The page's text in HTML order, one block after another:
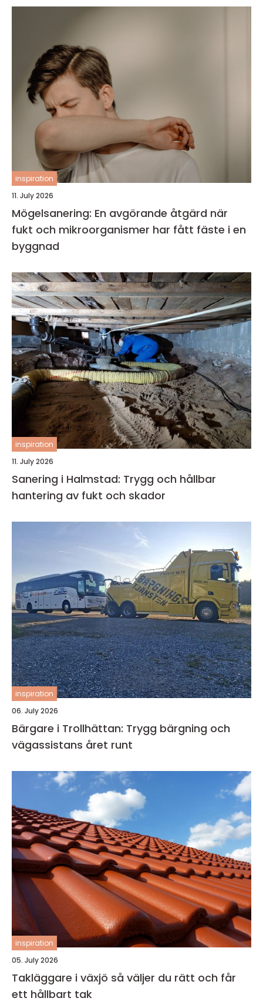
inspiration
11. July 2026
Mögelsanering: En avgörande åtgärd när
fukt och mikroorganismer har fått fäste i en
byggnad
inspiration
11. July 2026
Sanering i Halmstad: Trygg och hållbar
hantering av fukt och skador
inspiration
06. July 2026
Bärgare i Trollhättan: Trygg bärgning och
vägassistans året runt
inspiration
05. July 2026
Takläggare i växjö så väljer du rätt och får
ett hållbart tak